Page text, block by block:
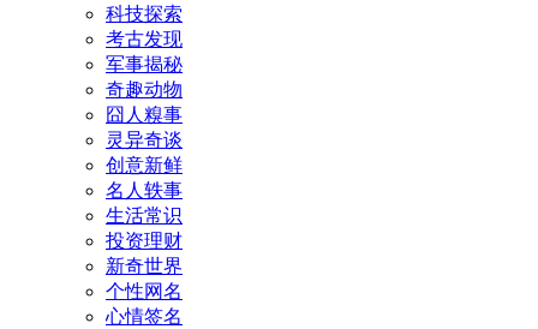
科技探索
考古发现
军事揭秘
奇趣动物
囧人糗事
灵异奇谈
创意新鲜
名人轶事
生活常识
投资理财
新奇世界
个性网名
心情签名